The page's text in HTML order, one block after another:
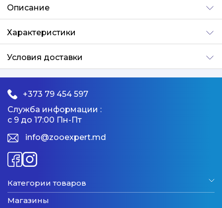
Описание
Характеристики
Условия доставки
+373 79 454 597
Служба информации :
с 9 до 17:00 Пн-Пт
info@zooexpert.md
Категории товаров
Магазины